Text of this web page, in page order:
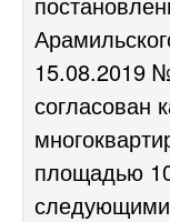
15.08.2019
согласован
площадью